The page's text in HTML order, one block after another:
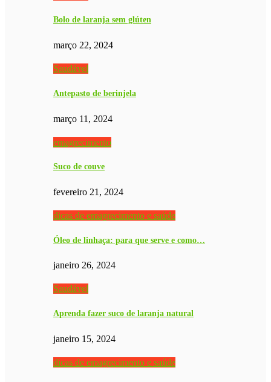
Bolo de laranja sem glúten
março 22, 2024
Saudável
Antepasto de berinjela
março 11, 2024
emagrecimento
Suco de couve
fevereiro 21, 2024
dicas de emagrecimento e saúde
Óleo de linhaça: para que serve e como…
janeiro 26, 2024
Saudável
Aprenda fazer suco de laranja natural
janeiro 15, 2024
dicas de emagrecimento e saúde